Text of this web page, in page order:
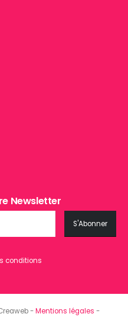
Newsletter
conditions
-Mentions légales -